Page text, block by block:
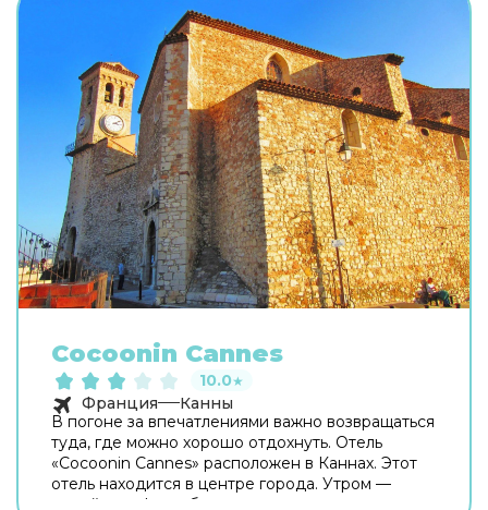
Cocoonin Cannes
10.0★
Франция
Канны
В погоне за впечатлениями важно возвращаться
туда, где можно хорошо отдохнуть. Отель
«Cocoonin Cannes» расположен в Каннах. Этот
отель находится в центре города. Утром —
выпейте кофе, наблюдая из окна за жизнью